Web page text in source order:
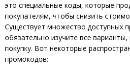
это специальные коды, которые
покупателям, чтобы снизить
Существует множество доступных
обязательно изучите все
покупку. Вот некоторые
промокодов: